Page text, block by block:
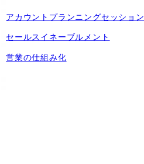
アカウントプランニングセッション
セールスイネーブルメント
営業の仕組み化